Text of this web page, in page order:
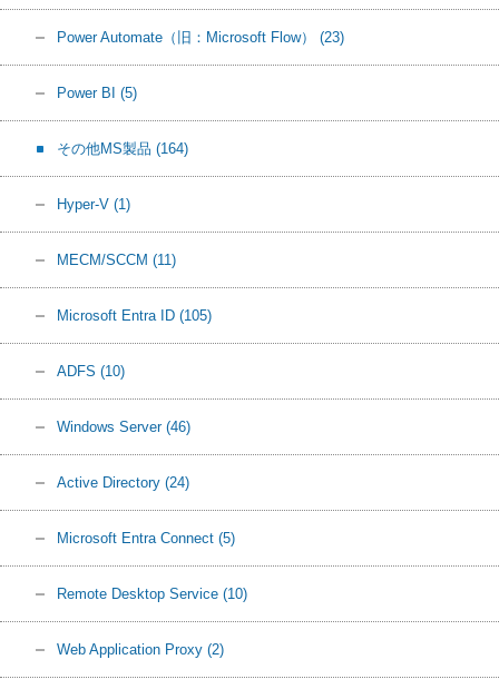
Power Automate（旧：Microsoft Flow） (23)
Power BI (5)
その他MS製品 (164)
Hyper-V (1)
MECM/SCCM (11)
Microsoft Entra ID (105)
ADFS (10)
Windows Server (46)
Active Directory (24)
Microsoft Entra Connect (5)
Remote Desktop Service (10)
Web Application Proxy (2)